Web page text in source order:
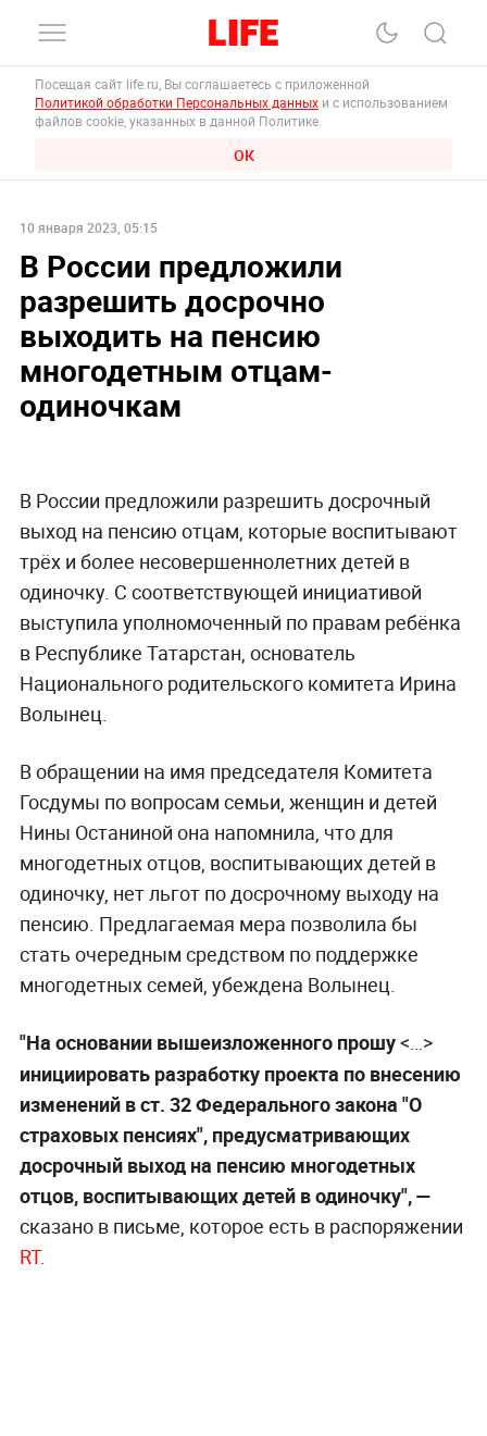
Посещая сайт life.ru, Вы соглашаетесь с приложенной
Политикой обработки Персональных данных и с использованием
файлов cookie, указанных в данной Политике.
ОК
10 января 2023, 05:15
В России предложили
разрешить досрочно
выходить на пенсию
многодетным отцам-
одиночкам
В России предложили разрешить досрочный
выход на пенсию отцам, которые воспитывают
трёх и более несовершеннолетних детей в
одиночку. С соответствующей инициативой
выступила уполномоченный по правам ребёнка
в Республике Татарстан, основатель
Национального родительского комитета Ирина
Волынец.
В обращении на имя председателя Комитета
Госдумы по вопросам семьи, женщин и детей
Нины Останиной она напомнила, что для
многодетных отцов, воспитывающих детей в
одиночку, нет льгот по досрочному выходу на
пенсию. Предлагаемая мера позволила бы
стать очередным средством по поддержке
многодетных семей, убеждена Волынец.
"На основании вышеизложенного прошу<…>
инициировать разработку проекта по внесению
изменений в ст. 32 Федерального закона "О
страховых пенсиях", предусматривающих
досрочный выход на пенсию многодетных
отцов, воспитывающих детей в одиночку", —
сказано в письме, которое есть в распоряжении
RT.